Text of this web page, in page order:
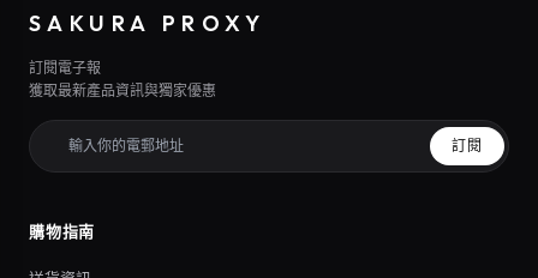
SAKURA PROXY
訂閱電子報
獲取最新產品資訊與獨家優惠
訂閱
購物指南